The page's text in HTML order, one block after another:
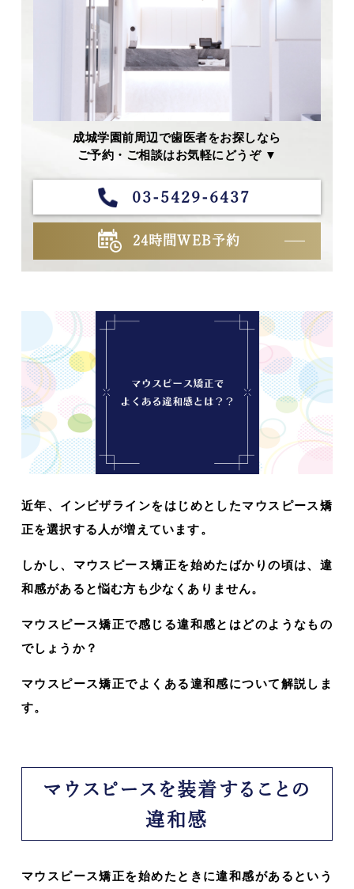
成城学園前周辺で歯医者をお探しなら
ご予約・ご相談はお気軽にどうぞ ▼
03-5429-6437
24時間WEB予約
近年、インビザラインをはじめとしたマウスピース矯
正を選択する人が増えています。
しかし、マウスピース矯正を始めたばかりの頃は、違
和感があると悩む方も少なくありません。
マウスピース矯正で感じる違和感とはどのようなもの
でしょうか？
マウスピース矯正でよくある違和感について解説しま
す。
マウスピースを装着することの
違和感
マウスピース矯正を始めたときに違和感があるという